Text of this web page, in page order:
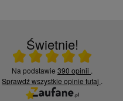
Świetnie!
Ocena średnia 5 na 5
Na podstawie 390 opinii .
Sprawdź wszystkie opinie tutaj .
10.06.2026
Czy jesteś zadowolony z jakości naszych